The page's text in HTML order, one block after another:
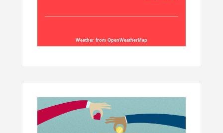
Weather from OpenWeatherMap